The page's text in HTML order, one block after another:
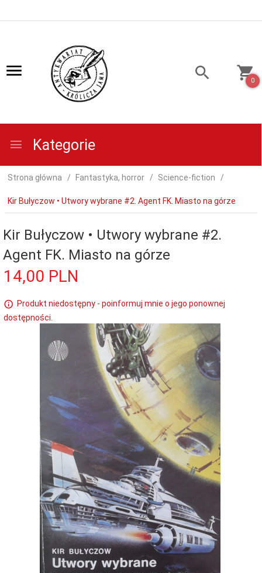
0
Kategorie
Strona główna Fantastyka, horror Science-fiction
Kir Bułyczow • Utwory wybrane #2. Agent FK. Miasto na górze
Kir Bułyczow • Utwory wybrane #2.
Agent FK. Miasto na górze
14,00 PLN
Produkt niedostępny - poinformuj mnie o jego ponownej
dostępności.